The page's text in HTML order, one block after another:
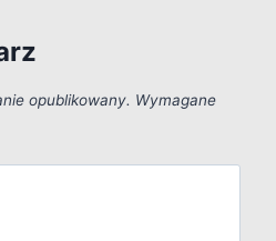
opublikowany. Wymagane